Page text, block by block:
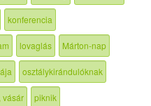
konferencia
lovaglás Márton-nap
osztálykirándulóknak
vásár piknik